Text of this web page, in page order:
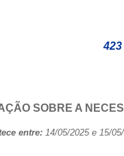
SOBRE A
entre: 14/05/2025 e